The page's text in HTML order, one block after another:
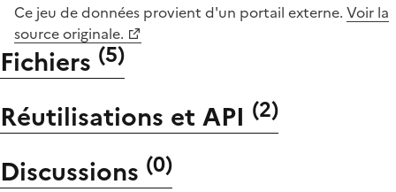
Ce jeu de données provient d'un portail externe. Voir la
source originale.
Fichiers (5)
Réutilisations et API (2)
Discussions (0)